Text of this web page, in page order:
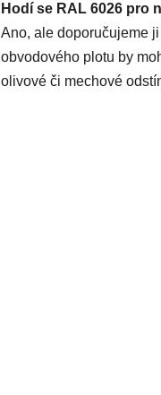
Hodí se RAL 6026 pro
Ano, ale doporučujeme
obvodového plotu by
olivové či mechové